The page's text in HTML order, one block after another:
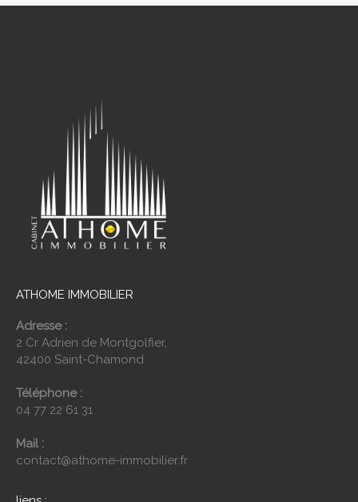
ATHOME IMMOBILIER
Adresse :
2 Cr Adrien de Montgolfier,
42400 Saint-Chamond
Téléphone :
04 77 22 61 31
Mail :
contact@athome-immobilier.fr